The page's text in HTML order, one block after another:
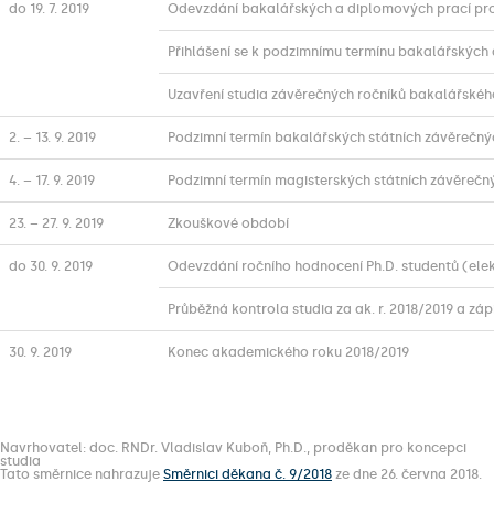
do 19. 7. 2019 Odevzdání bakalářských a diplomových prací
Přihlášení se k podzimnímu termínu
Uzavření studia závěrečných ročníků
2. – 13. 9. 2019 Podzimní termín bakalářských státních
4. – 17. 9. 2019 Podzimní termín magisterských státních
23. – 27. 9. 2019 Zkouškové období
do 30. 9. 2019 Odevzdání ročního hodnocení Ph.D. studentů
Průběžná kontrola studia za ak. r. 2018/2019 a
30. 9. 2019 Konec akademického roku 2018/2019
Navrhovatel: doc. RNDr. Vladislav Kuboň, Ph.D., proděkan pro koncepci
studia
Tato směrnice nahrazuje Směrnici děkana č. 9/2018 ze dne 26. června 2018.